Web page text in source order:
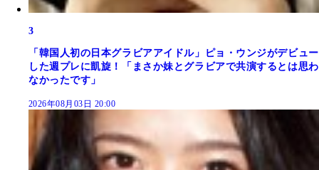
3
「韓国人初の日本グラビアアイドル」ピョ・ウンジがデビュー
した週プレに凱旋！「まさか妹とグラビアで共演するとは思わ
なかったです」
2026年08月03日 20:00